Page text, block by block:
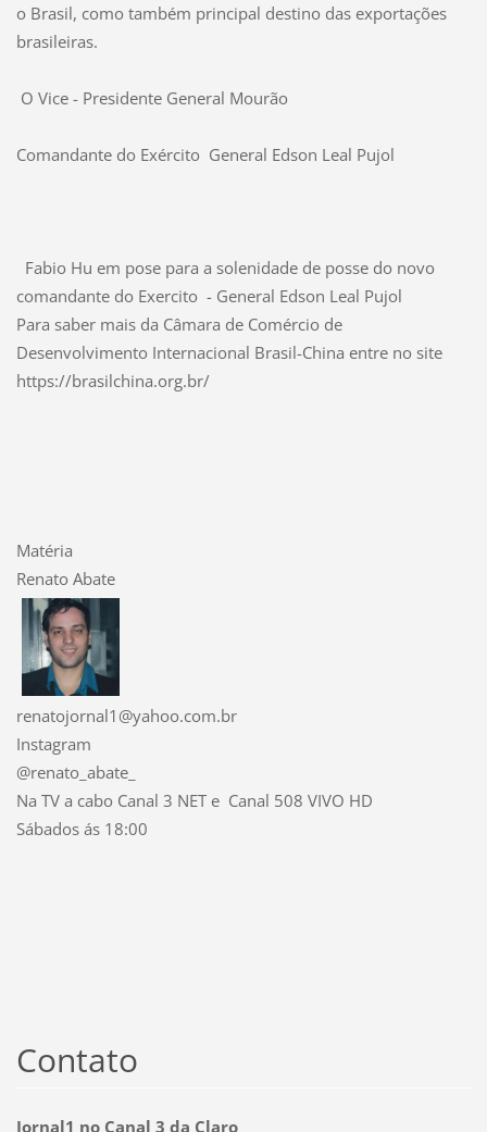
o Brasil, como também principal destino das exportações
brasileiras.
O Vice - Presidente General Mourão
Comandante do Exército General Edson Leal Pujol
Fabio Hu em pose para a solenidade de posse do novo
comandante do Exercito - General Edson Leal Pujol
Para saber mais da Câmara de Comércio de
Desenvolvimento Internacional Brasil-China entre no site
https://brasilchina.org.br/
Matéria
Renato Abate
renatojornal1@yahoo.com.br
Instagram
@renato_abate_
Na TV a cabo Canal 3 NET e Canal 508 VIVO HD
Sábados ás 18:00
Contato
Jornal1 no Canal 3 da Claro